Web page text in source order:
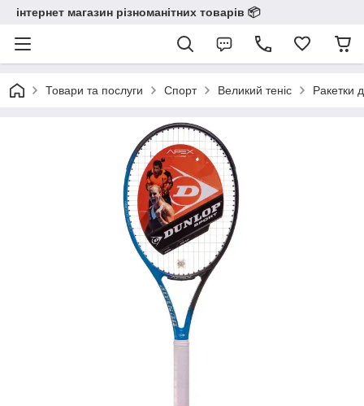
інтернет магазин різноманітних товарів 📦️️️️️️
Товари та послуги Спорт Великий теніс Ракетки